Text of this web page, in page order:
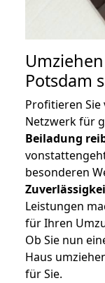
Potsdam
Profitieren
Netzwerk für
Beiladung
besonderen
Leistungen
für Ihren
Ob Sie nun
Haus
für Sie.